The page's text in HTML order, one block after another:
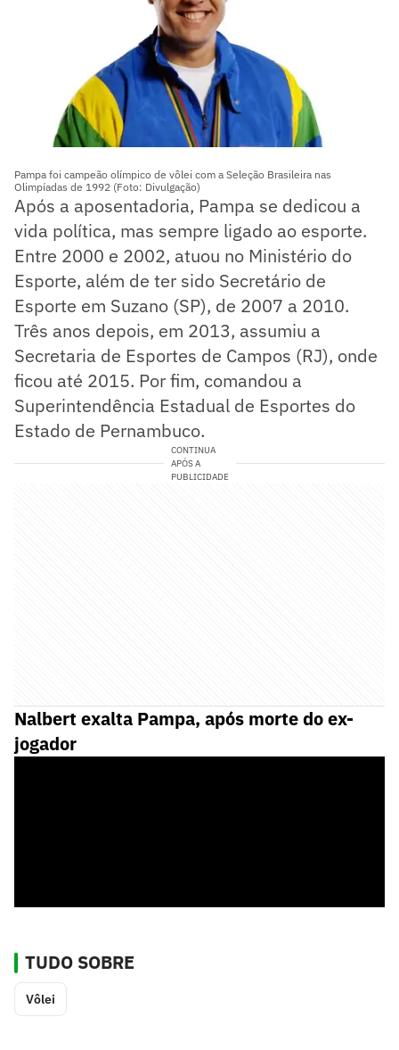
Pampa foi campeão olímpico de vôlei com a Seleção Brasileira nas
Olimpíadas de 1992 (Foto: Divulgação)
Após a aposentadoria, Pampa se dedicou a
vida política, mas sempre ligado ao esporte.
Entre 2000 e 2002, atuou no Ministério do
Esporte, além de ter sido Secretário de
Esporte em Suzano (SP), de 2007 a 2010.
Três anos depois, em 2013, assumiu a
Secretaria de Esportes de Campos (RJ), onde
ficou até 2015. Por fim, comandou a
Superintendência Estadual de Esportes do
Estado de Pernambuco.
CONTINUA
APÓS A
PUBLICIDADE
Nalbert exalta Pampa, após morte do ex-
jogador
TUDO SOBRE
Vôlei